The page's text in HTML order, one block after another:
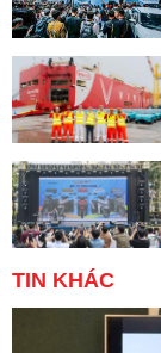
TIN KHÁC